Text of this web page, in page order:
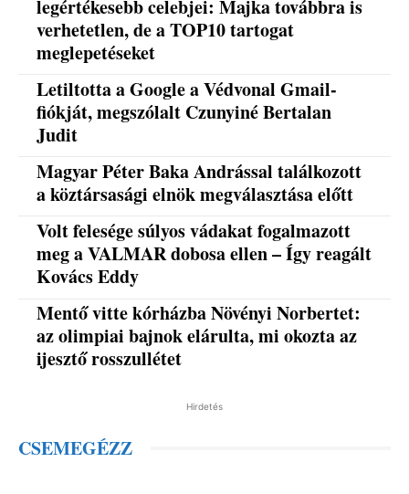
legértékesebb celebjei: Majka továbbra is
verhetetlen, de a TOP10 tartogat
meglepetéseket
Letiltotta a Google a Védvonal Gmail-
fiókját, megszólalt Czunyiné Bertalan
Judit
Magyar Péter Baka Andrással találkozott
a köztársasági elnök megválasztása előtt
Volt felesége súlyos vádakat fogalmazott
meg a VALMAR dobosa ellen – Így reagált
Kovács Eddy
Mentő vitte kórházba Növényi Norbertet:
az olimpiai bajnok elárulta, mi okozta az
ijesztő rosszullétet
Hirdetés
CSEMEGÉZZ